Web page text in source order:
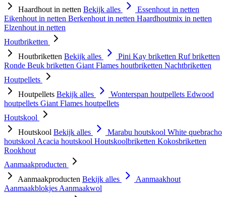
Haardhout in netten Bekijk alles
Essenhout in netten
Eikenhout in netten Berkenhout in netten Haardhoutmix in netten
Elzenhout in netten
Houtbriketten
Houtbriketten Bekijk alles Pini Kay briketten Ruf briketten
Ronde Beuk briketten Giant Flames houtbriketten Nachtbriketten
Houtpellets
Houtpellets Bekijk alles Wonterspan houtpellets Edwood
houtpellets Giant Flames houtpellets
Houtskool
Houtskool Bekijk alles Marabu houtskool White quebracho
houtskool Acacia houtskool Houtskoolbriketten Kokosbriketten
Rookhout
Aanmaakproducten
Aanmaakproducten Bekijk alles
Aanmaakhout
Aanmaakblokjes Aanmaakwol